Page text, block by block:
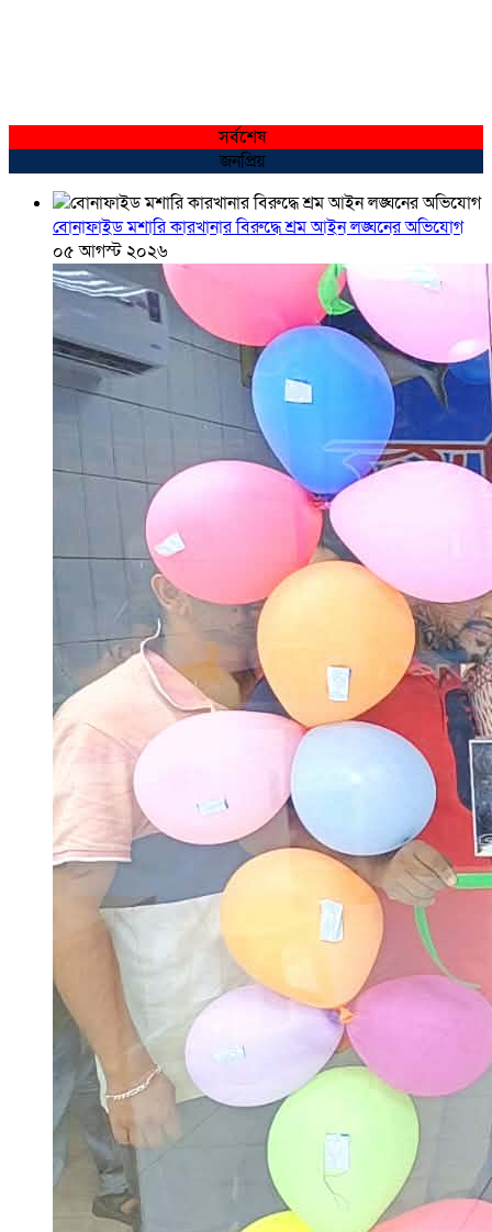
সর্বশেষ
জনপ্রিয়
বোনাফাইড মশারি কারখানার বিরুদ্ধে শ্রম আইন লঙ্ঘনের অভিযোগ
০৫ আগস্ট ২০২৬